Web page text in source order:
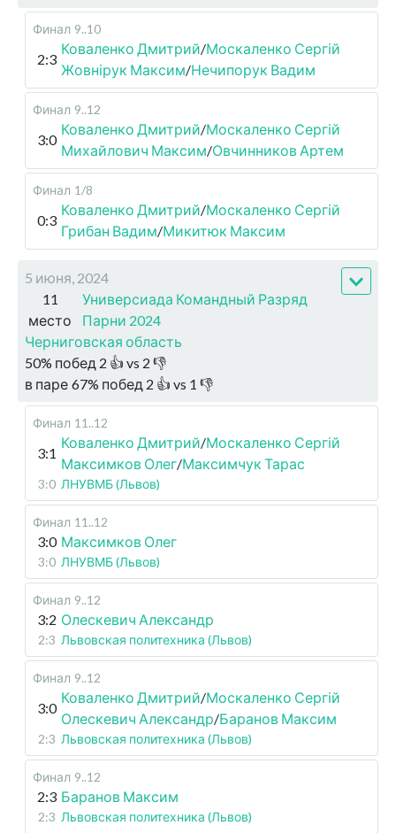
Финал 9..10
2:3
Коваленко Дмитрий/Москаленко Сергій
Жовнірук Максим/Нечипорук Вадим
Финал 9..12
3:0
Коваленко Дмитрий/Москаленко Сергій
Михайлович Максим/Овчинников Артем
Финал 1/8
0:3
Коваленко Дмитрий/Москаленко Сергій
Грибан Вадим/Микитюк Максим
5 июня, 2024
11
место
Универсиада Командный Разряд
Парни 2024
Черниговская область
50% побед 2 👍 vs 2 👎
в паре 67% побед 2 👍 vs 1 👎
Финал 11..12
3:1
Коваленко Дмитрий/Москаленко Сергій
Максимков Олег/Максимчук Тарас
3:0 ЛНУВМБ (Львов)
Финал 11..12
3:0 Максимков Олег
3:0 ЛНУВМБ (Львов)
Финал 9..12
3:2 Олескевич Александр
2:3 Львовская политехника (Львов)
Финал 9..12
3:0
Коваленко Дмитрий/Москаленко Сергій
Олескевич Александр/Баранов Максим
2:3 Львовская политехника (Львов)
Финал 9..12
2:3 Баранов Максим
2:3 Львовская политехника (Львов)